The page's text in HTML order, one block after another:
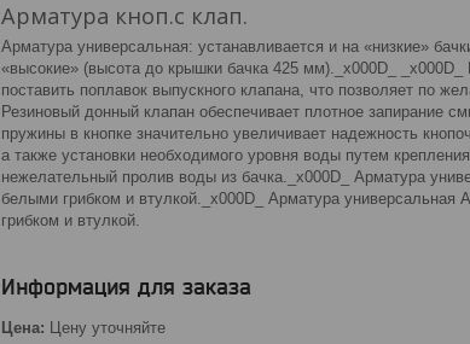
Арматура кноп.с клап.
Арматура универсальная: устанавливается и на «низкие»
«высокие» (высота до крышки бачка 425 мм)._x000D_ _x000D_
поставить поплавок выпускного клапана, что позволяет по
Резиновый донный клапан обеспечивает плотное запирание
пружины в кнопке значительно увеличивает надежность
а также установки необходимого уровня воды путем
нежелательный пролив воды из бачка._x000D_ Арматура
белыми грибком и втулкой._x000D_ Арматура
грибком и втулкой.
Информация для заказа
Цена: Цену уточняйте